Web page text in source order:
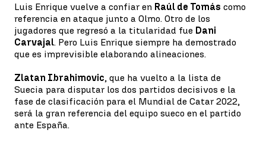
Luis Enrique vuelve a confiar en Raúl de Tomás como
referencia en ataque junto a Olmo. Otro de los
jugadores que regresó a la titularidad fue Dani
Carvajal. Pero Luis Enrique siempre ha demostrado
que es imprevisible elaborando alineaciones.
Zlatan Ibrahimovic, que ha vuelto a la lista de
Suecia para disputar los dos partidos decisivos e la
fase de clasificación para el Mundial de Catar 2022,
será la gran referencia del equipo sueco en el partido
ante España.